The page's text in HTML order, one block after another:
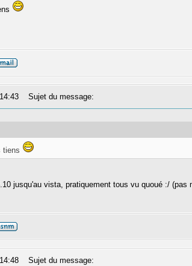
Sujet du message:
tiens
jusqu'au vista, pratiquement tous vu quoué :/ (pas
Sujet du message: